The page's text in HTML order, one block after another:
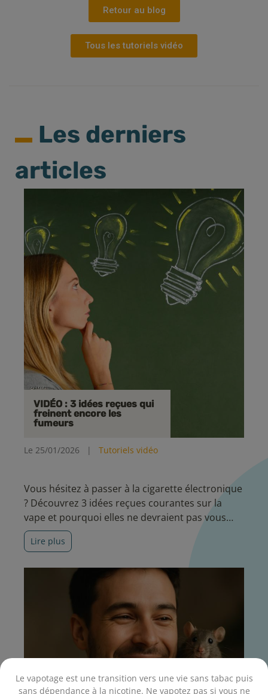
Le vapotage est une transition vers une vie sans tabac puis
sans dépendance à la nicotine. Ne vapotez pas si vous ne
Retour au blog
Tous les tutoriels vidéo
Les derniers
articles
VIDÉO : 3 idées reçues qui
freinent encore les
fumeurs
Le 25/01/2026 | Tutoriels vidéo
Vous hésitez à passer à la cigarette électronique
? Découvrez 3 idées reçues courantes sur la
vape et pourquoi elles ne devraient pas vous
empêcher d’essayer.
Lire plus